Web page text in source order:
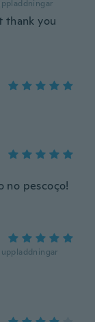
thank you
no pescoço!
uppladdningar